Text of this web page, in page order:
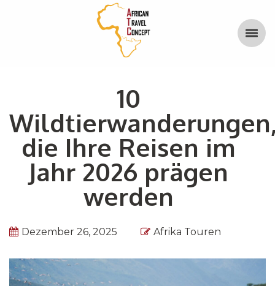
10
die Ihre Reisen im
Jahr 2026 prägen
werden
Dezember 26, 2025 Afrika Touren